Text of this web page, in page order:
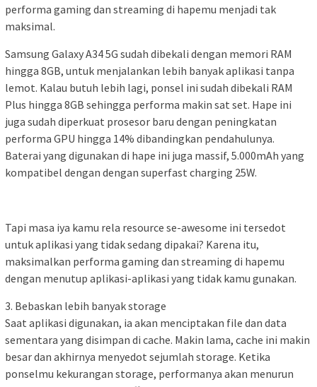
performa gaming dan streaming di hapemu menjadi tak
maksimal.
Samsung Galaxy A34 5G sudah dibekali dengan memori RAM
hingga 8GB, untuk menjalankan lebih banyak aplikasi tanpa
lemot. Kalau butuh lebih lagi, ponsel ini sudah dibekali RAM
Plus hingga 8GB sehingga performa makin sat set. Hape ini
juga sudah diperkuat prosesor baru dengan peningkatan
performa GPU hingga 14% dibandingkan pendahulunya.
Baterai yang digunakan di hape ini juga massif, 5.000mAh yang
kompatibel dengan dengan superfast charging 25W.
Tapi masa iya kamu rela resource se-awesome ini tersedot
untuk aplikasi yang tidak sedang dipakai? Karena itu,
maksimalkan performa gaming dan streaming di hapemu
dengan menutup aplikasi-aplikasi yang tidak kamu gunakan.
3. Bebaskan lebih banyak storage
Saat aplikasi digunakan, ia akan menciptakan file dan data
sementara yang disimpan di cache. Makin lama, cache ini makin
besar dan akhirnya menyedot sejumlah storage. Ketika
ponselmu kekurangan storage, performanya akan menurun